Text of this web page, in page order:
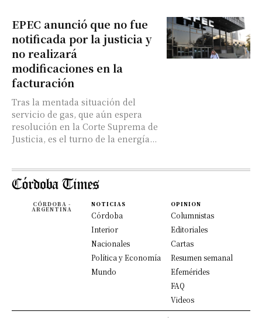
EPEC anunció que no fue
notificada por la justicia y
no realizará
modificaciones en la
facturación
Tras la mentada situación del
servicio de gas, que aún espera
resolución en la Corte Suprema de
Justicia, es el turno de la energía...
CÓRDOBA -
ARGENTINA
NOTICIAS
Córdoba
Interior
Nacionales
Política y Economía
Mundo
OPINION
Columnistas
Editoriales
Cartas
Resumen semanal
Efemérides
FAQ
Videos